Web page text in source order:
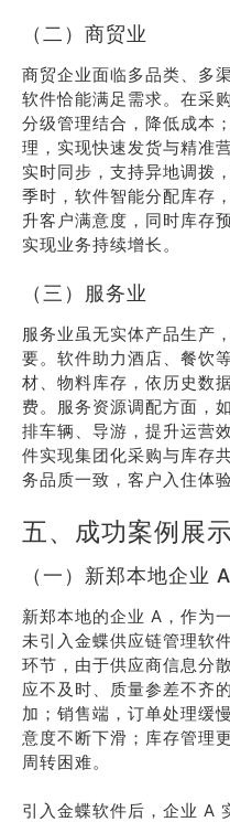
（二）商贸业
商贸企业面临多品类、多
软件恰能满足需求。在采
分级管理结合，降低成本
理，实现快速发货与精准
实时同步，支持异地调拨
季时，软件智能分配库存
升客户满意度，同时库存
实现业务持续增长。
（三）服务业
服务业虽无实体产品生产
要。软件助力酒店、餐饮
材、物料库存，依历史数
费。服务资源调配方面，
排车辆、导游，提升运营
件实现集团化采购与库存
务品质一致，客户入住体
五、成功案例展示
（一）新郑本地企业
新郑本地的企业 A，作为
未引入金蝶供应链管理软
环节，由于供应商信息分
应不及时、质量参差不齐
加；销售端，订单处理缓
意度不断下滑；库存管理
周转困难。
引入金蝶软件后，企业 A